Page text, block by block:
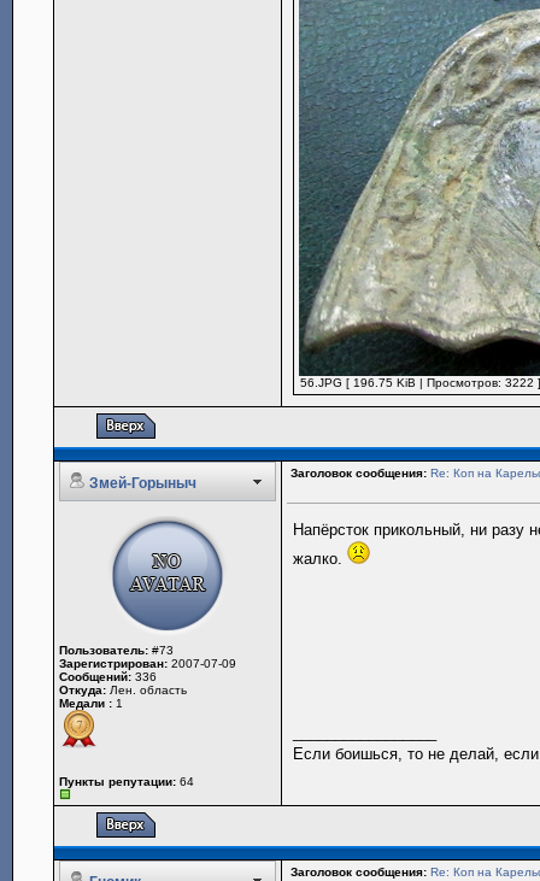
56.JPG [ 196.75 KiB | Просмотров: 3222
Змей-Горыныч
Заголовок сообщения: Re: Коп на
Пользователь: #73
Зарегистрирован: 2007-07-09
Сообщений: 336
Откуда: Лен. область
Медали : 1
Пункты репутации: 64
Напёрсток прикольный, ни разу
жалко.
Если боишься, то не делай,
Заголовок сообщения: Re: Коп на